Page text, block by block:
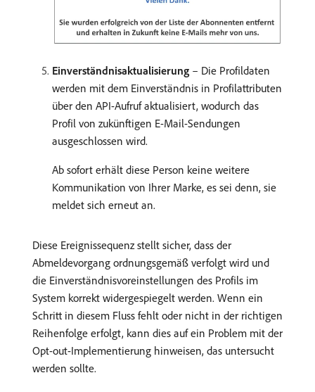
Einverständnisaktualisierung – Die Profildaten
werden mit dem Einverständnis in Profilattributen
über den API-Aufruf aktualisiert, wodurch das
Profil von zukünftigen E-Mail-Sendungen
ausgeschlossen wird.
Ab sofort erhält diese Person keine weitere
Kommunikation von Ihrer Marke, es sei denn, sie
meldet sich erneut an.
Diese Ereignissequenz stellt sicher, dass der
Abmeldevorgang ordnungsgemäß verfolgt wird und
die Einverständnisvoreinstellungen des Profils im
System korrekt widergespiegelt werden. Wenn ein
Schritt in diesem Fluss fehlt oder nicht in der richtigen
Reihenfolge erfolgt, kann dies auf ein Problem mit der
Opt-out-Implementierung hinweisen, das untersucht
werden sollte.